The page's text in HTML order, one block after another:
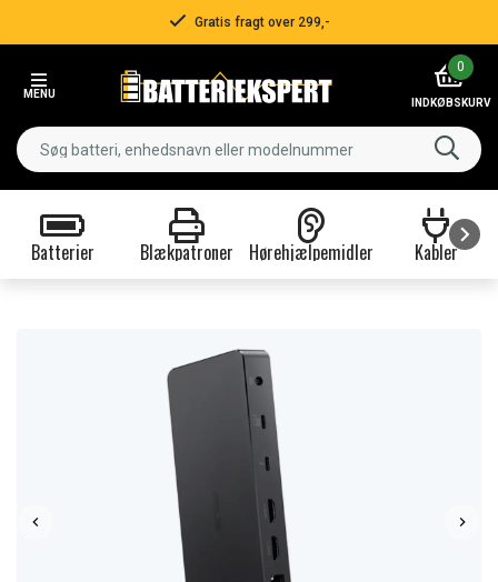
Gratis fragt over 299,-
MENU
0
INDKØBSKURV
Batterier Blækpatroner Hørehjælpemidler Kabler